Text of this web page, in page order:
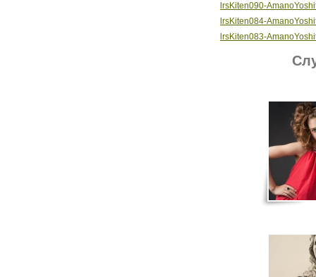
lrsKiten090-
lrsKiten084-
lrsKiten083-